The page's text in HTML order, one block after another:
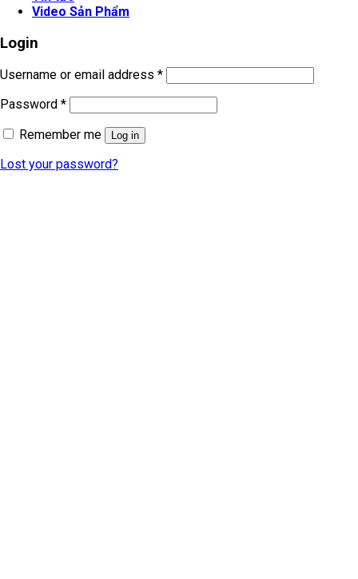
Video Sản Phẩm
Login
Username or email address *
Password *
Remember me
Log in
Lost your password?